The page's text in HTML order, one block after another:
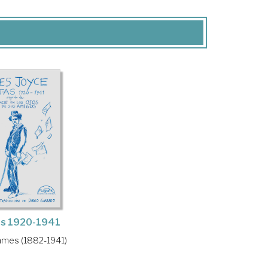
1920-1941
(1882-1941)